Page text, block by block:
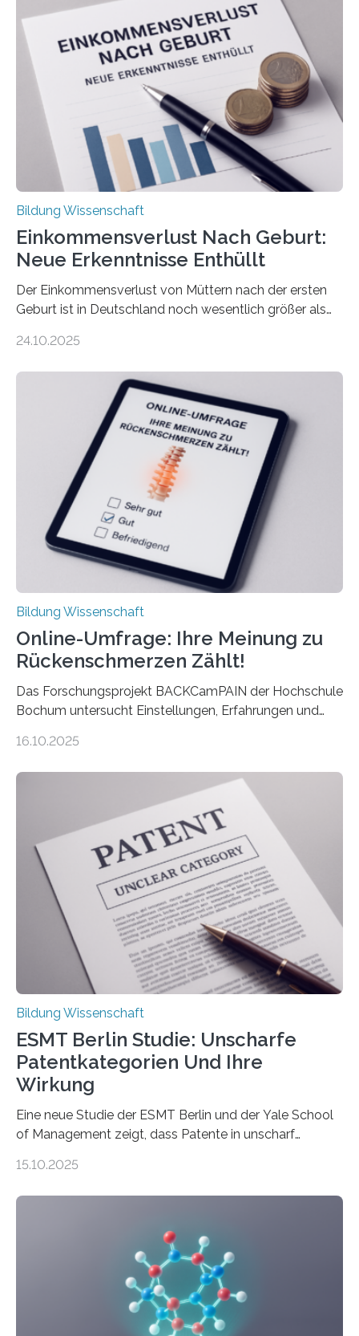
Bildung Wissenschaft
Einkommensverlust Nach Geburt:
Neue Erkenntnisse Enthüllt
Der Einkommensverlust von Müttern nach der ersten
Geburt ist in Deutschland noch wesentlich größer als
nach der Geburt durchschnittlich fast 30.000 Euro
langfristigen Auswirkungen auf Karriere und die spätere
Rente. Bisherige Schätzungen lagen bei rund 20.000
Euro und damit etwa 30 Prozent zu niedrig. Zu diesem
Ergebnis kommt eine neue Studie des ZEW Mannheim
mit der Universität Tilburg. „Werden Frauen unter 30
Jahren erstmals…
24.10.2025
Bildung Wissenschaft
Online-Umfrage: Ihre Meinung zu
Rückenschmerzen Zählt!
Das Forschungsprojekt BACKCamPAIN der Hochschule
Bochum untersucht Einstellungen, Erfahrungen und
gehören zu den häufigsten gesundheitlichen
Rückenschmerzen denken und welche Erfahrungen sie
damit gemacht haben, kann entscheidend
beeinflussen, wie Schmerzen verlaufen und welche
Therapien wirken. Diese individuellen Überzeugungen
stehen im Mittelpunkt einer aktuellen Studie der
Hochschule Bochum. Im Rahmen des
Promotionsprojekts „BACKCamPAIN“ führt die
Doktorandin Deborah Jost (Hochschule Bochum,
Promotionskolleg NRW) derzeit eine Online-Umfrage
durch. Ziel ist es, herauszufinden,…
16.10.2025
Bildung Wissenschaft
ESMT Berlin Studie: Unscharfe
Patentkategorien Und Ihre
Wirkung
Eine neue Studie der ESMT Berlin und der Yale School
of Management zeigt, dass Patente in unscharf
häufiger zu bahnbrechenden Innovationen führen und
Erfindungen entstehen besonders dann, wenn
Wissenskategorien verschwimmen. Das zeigt neue
Forschung von Gianluca Carnabuci, Professor of
Organizational Behavior an der ESMT Berlin, und
Balázs Kovács, Professor an der Yale School of
Management. Die Forscher kommen zu dem Schluss,
15.10.2025